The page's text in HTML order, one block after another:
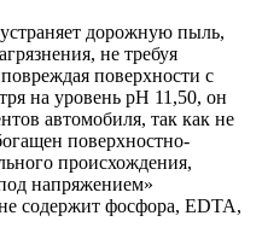
дорожную пыль,
не требуя
поверхности с
на уровень рН 11,50, он
автомобиля, так как не
поверхностно-
происхождения,
напряжением»
содержит фосфора, EDTA,